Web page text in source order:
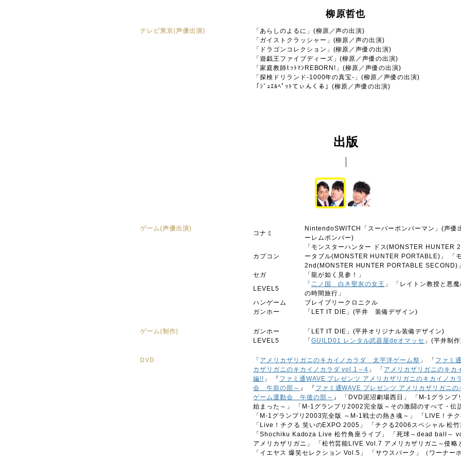
柳原哲也
テレビ東京(声優出演)
「あらしのよるに」(柳原／声の出演)
「ガイストクラッシャー」(柳原／声の出演)
「ドラゴンコレクション」(柳原／声優の出演)
「遊戯王ファイブディーズ」(柳原／声優の出演)
「家庭教師ﾋｯﾄﾏﾝREBORN!」(柳原／声優の出演)
「探検ドリランド-1000年の真宝-」(柳原／声優の出演)
「ｼﾞｭｴﾙﾍﾟｯﾄてぃんくる」(柳原／声優の出演)
出版
ゲーム(声優出演)
コナミ
NintendoSWITCH「スーパーボンバーマン」(声
ーレムボンバー)
カプコン
「モンスターハンター ドス(MONSTER HUNTER
ータブル(MONSTER HUNTER PORTABLE)」 「
2nd(MONSTER HUNTER PORTABLE SECOND)」
セガ
「龍が如く見参！」
LEVEL5
「 二ノ国 白き聖灰の女王 」 「レイトン教授と悪
の時間旅行」
ハンゲーム
ブレイブリークロニクル
ガンホー
「LET IT DIE」(平井 装備デザイン)
ゲーム(制作) ガンホー
「LET IT DIE」(平井オリジナル装備デザイン)
LEVEL5
「 GUILD01 レンタル武器屋deオマッセ 」(平井制
DVD 「 アメリカザリガニのキカイノカラダ 太平洋ゲーム祭 」 「 ファミ
カザリガニのキカイノカラダ vol.1～4 」 「 アメリカザリガニのキカ
編!! 」 『 ファミ通WAVE プレゼンツ アメリカザリガニのキカイノ
会 午前の部～ 』 『 ファミ通WAVE プレゼンツ アメリカザリガニ
ゲーム運動会 午後の部～ 』 「DVD泥沼劇場西日」 「M-1グランプ
始まった～」 「M-1グランプリ2002完全版～その激闘のすべて・伝
「M-1グランプリ2003完全版 ～M-1戦士の熱き魂～」 「LIVE！チ
「Live！チクる 笑いのEXPO 2005」 「チクる2006スペシャル 松竹
「Shochiku Kadoza Live 松竹角座ライブ」 「死球～dead ball～
アメリカザリガニ」 「松竹芸能LIVE Vol.7 アメリカザリガニ～侵
「イエヤス 爆笑セレクション Vol.5」 「サウスパーク」（ワーナ